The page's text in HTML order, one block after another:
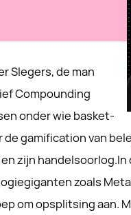
Slegers, de man
Compounding
onder wie basket-
de gamification van
zijn
zoals
om opsplitsing aan.